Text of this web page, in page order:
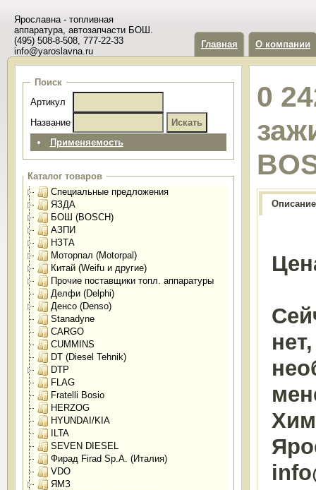
Ярославна - топливная
аппаратура, автозапчасти БОШ.
(495) 508-8-508, 777-22-33
info@yaroslavna.ru
Главная О компании
Поиск
Артикул
Название
Применяемость
Каталог товаров
Специальные предложения
ЯЗДА
БОШ (BOSCH)
АЗПИ
НЗТА
Моторпал (Motorpal)
Китай (Weifu и другие)
Прочие поставщики топл. аппаратуры
Делфи (Delphi)
Денсо (Denso)
Stanadyne
CARGO
CUMMINS
DT (Diesel Tehnik)
DTP
FLAG
Fratelli Bosio
HERZOG
HYUNDAI/KIA
ILTA
SEVEN DIESEL
Фирад Firad Sp.A. (Италия)
VDO
ЯМЗ
0
Описание